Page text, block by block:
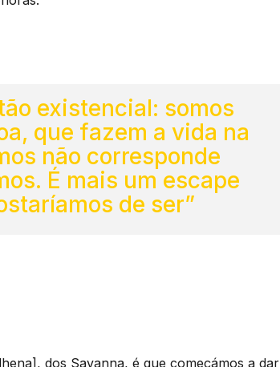
existencial: somos
que fazem a vida na
não corresponde
É mais um escape
de ser”
dos Savanna, é que começámos a dar